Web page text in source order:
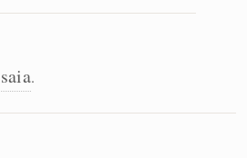
saia.